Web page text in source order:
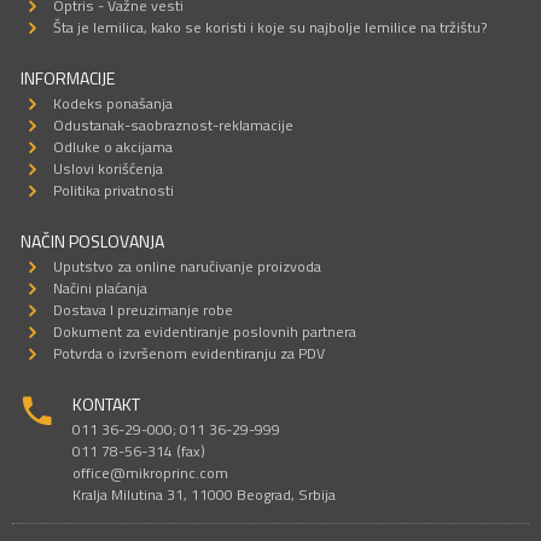
Optris - Važne vesti
Šta je lemilica, kako se koristi i koje su najbolje lemilice na tržištu?
INFORMACIJE
Kodeks ponašanja
Odustanak-saobraznost-reklamacije
Odluke o akcijama
Uslovi korišćenja
Politika privatnosti
NAČIN POSLOVANJA
Uputstvo za online naručivanje proizvoda
Načini plaćanja
Dostava I preuzimanje robe
Dokument za evidentiranje poslovnih partnera
Potvrda o izvršenom evidentiranju za PDV
KONTAKT
011 36-29-000; 011 36-29-999
011 78-56-314 (fax)
office@mikroprinc.com
Kralja Milutina 31, 11000 Beograd, Srbija